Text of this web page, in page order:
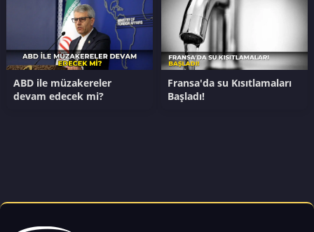
ABD ile müzakereler
devam edecek mi?
Fransa'da su Kısıtlamaları
Başladı!